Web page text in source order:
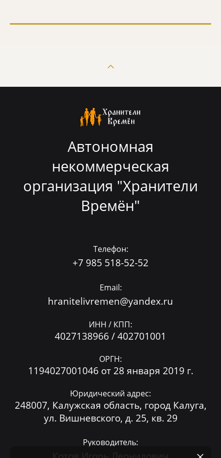
Автономная
некоммерческая
организация "Хранители
Времён"
Телефон:
+7 985 518-52-52
Email:
hranitelivremen@yandex.ru
ИНН / КПП:
4027138966 / 402701001
ОРГН:
1194027001046 от 28 января 2019 г.
Юридический адрес:
248007, Калужская область, город Калуга,
ул. Вишневского, д. 25, кв. 29
Руководитель: